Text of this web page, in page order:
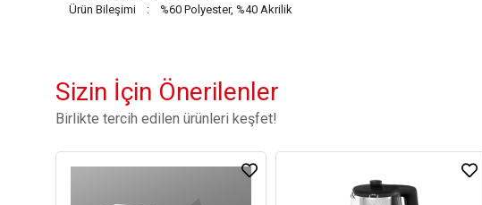
Ürün Bileşimi : %60 Polyester, %40 Akrilik
Sizin İçin Önerilenler
Birlikte tercih edilen ürünleri keşfet!